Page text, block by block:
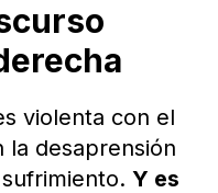
violenta con el
la desaprensión
Y es